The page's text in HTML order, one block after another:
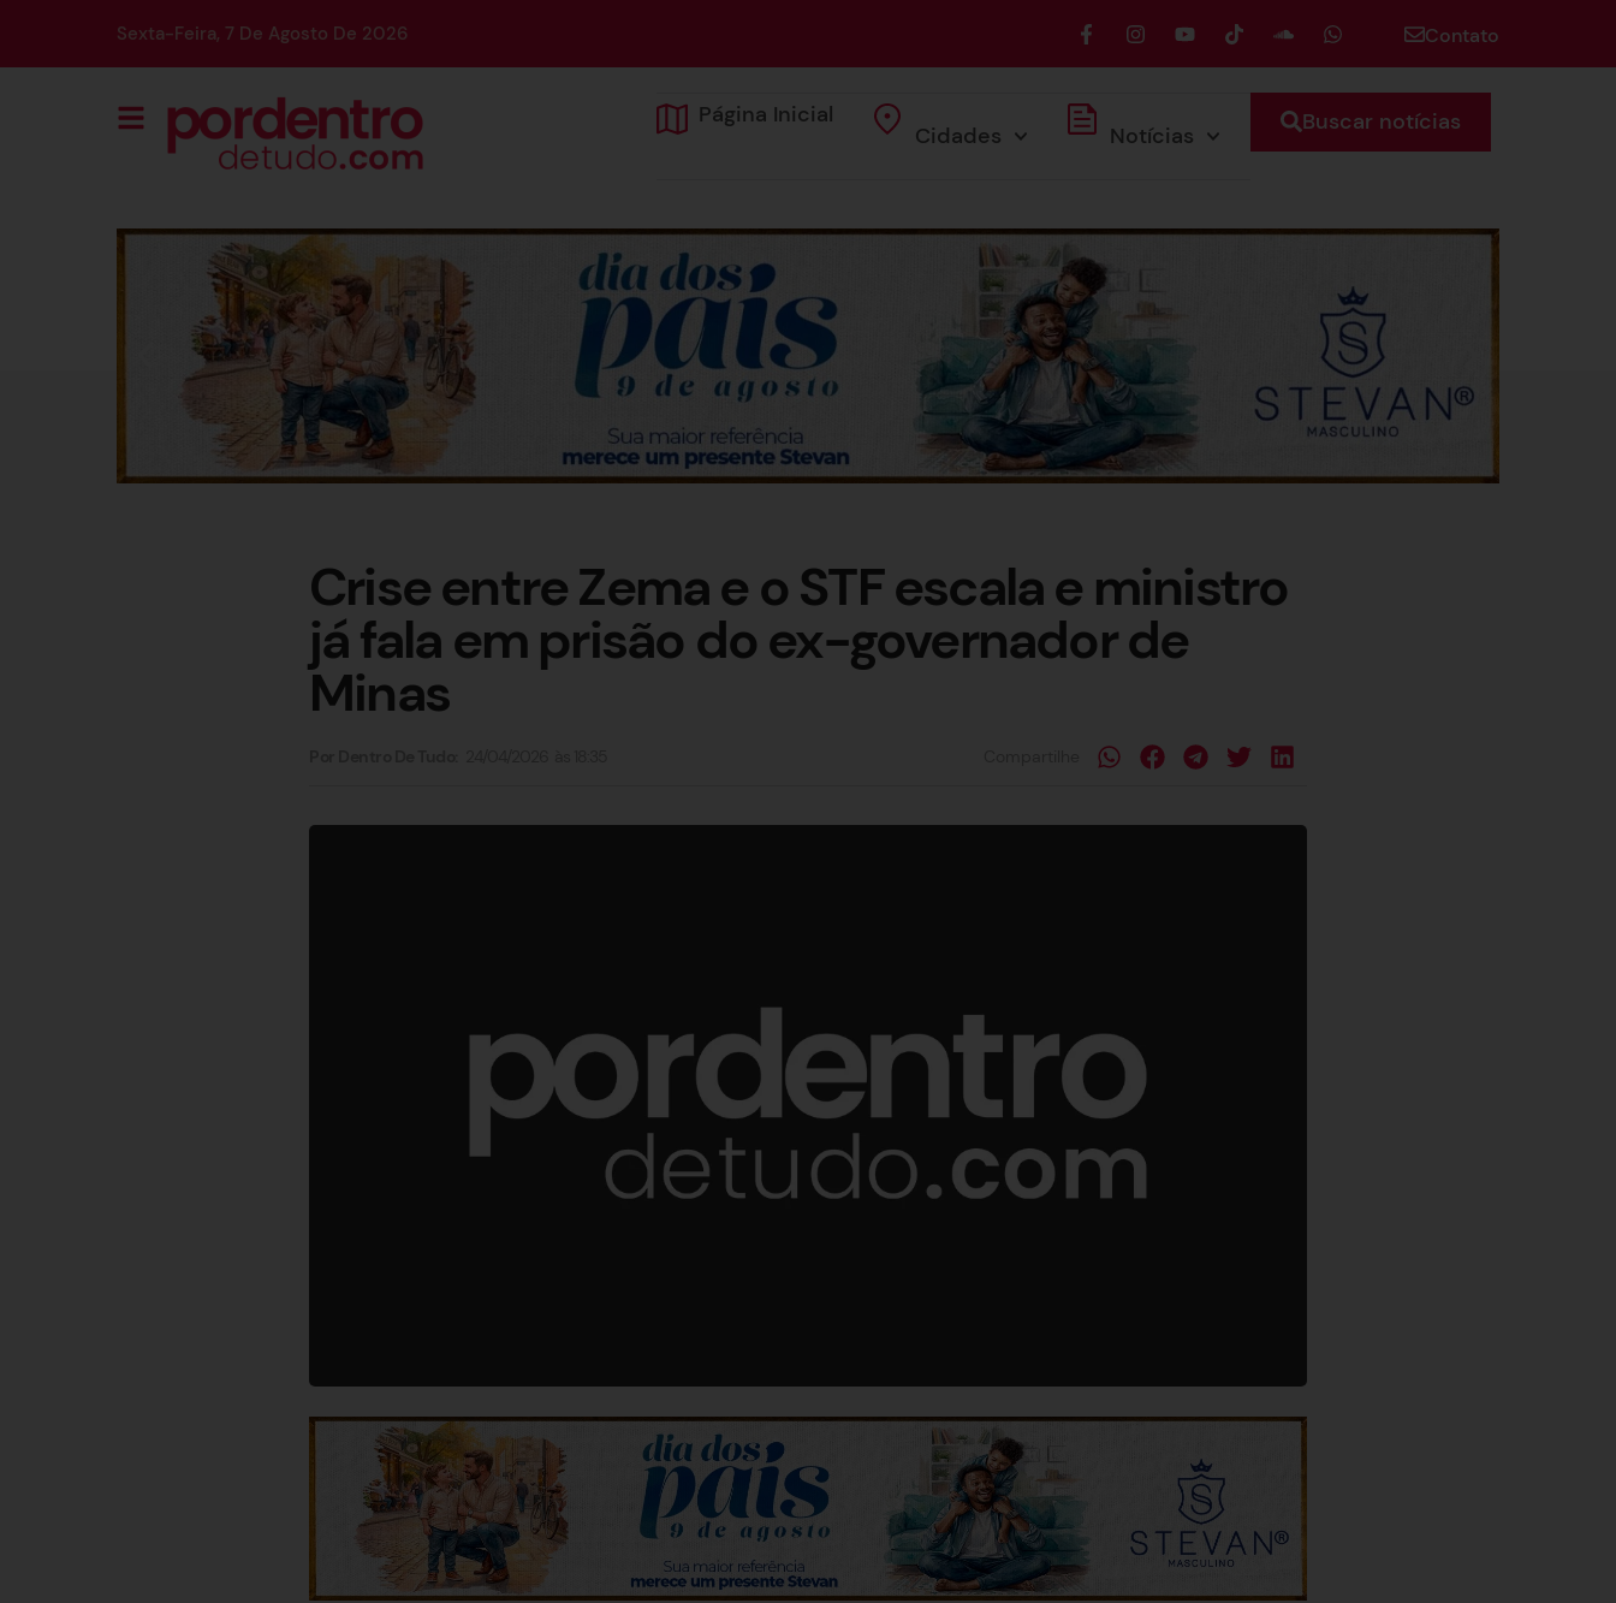
Sexta-Feira, 7 De Agosto De 2026 Contato
Página Inicial
Cidades Notícias Buscar notícias
Crise entre Zema e o STF escala e ministro
já fala em prisão do ex-governador de
Minas